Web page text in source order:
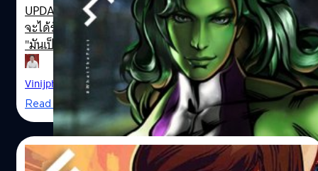
UPDATE: ล่าสุด Tatiana Maslany ปฏิเสธออกสื่อว่า ข่าวที่เธอ
จะได้รับบทนำในซีรีส์ She-Hulk ของมาร์เวลนั้นไม่ใช่เรื่องจริง
"มันเป็นข่าวที่เลยเถิดไปกันใหญ่แล้ว ฉันเคยมีส่วนเกี่ยวข้องกับ
โพรเจกต์นี้ แต่ตอนนี้ไม่ได้เกี่ยวข้องแล้วค่ะ ข่าวนี้ไม่ใช่เรื่อง
จริง” แม้นักข่าวจะถามกลับว่า รายงานว่าเธอจะมานำแสดง
รายงานจาก สื่ออย่าง BBC (ที่ไม่น่าจะรายงานผิดพลาด) เธอก็
ยืนยันว่า เธอไม่รู้เรื่องการรับบท She-Hulk นี้เลยจริง ๆ อ้างอิง
เริ่มมูฟออนกันต่ออย่างจริงจังแล้วสำหรับซีรีส์ของจักรวา
ลมาร์เวลที่จะออกฉายทาง Disney+ หลังจากหยุดนิ่งกันไปพัก
ใหญ่จากการต้องเผชิญหน้าสถานการณ์โควิด ข่าวดีของแฟน
Vinijphat Kanyapong| 2150 days ago
Read More
28/07/2020